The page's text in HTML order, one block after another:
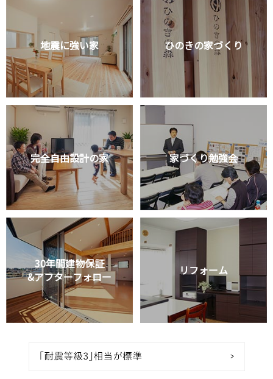
地震に強い家 ひのきの家づくり
完全自由設計の家 家づくり勉強会
30年間建物保証
&アフターフォロー
リフォーム